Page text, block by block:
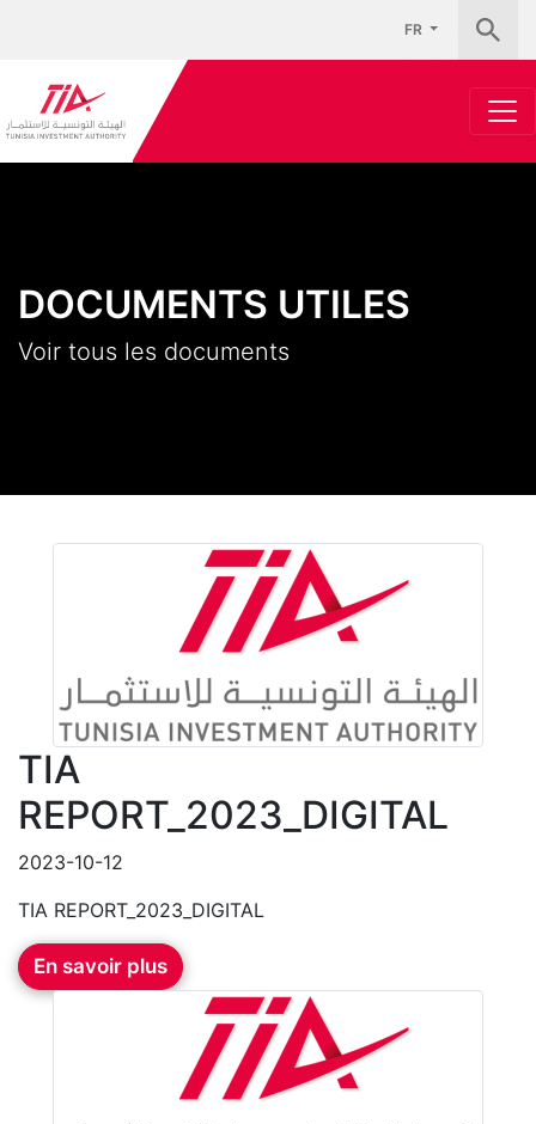
FR
DOCUMENTS UTILES
Voir tous les documents
TIA
REPORT_2023_DIGITAL
2023-10-12
TIA REPORT_2023_DIGITAL
En savoir plus